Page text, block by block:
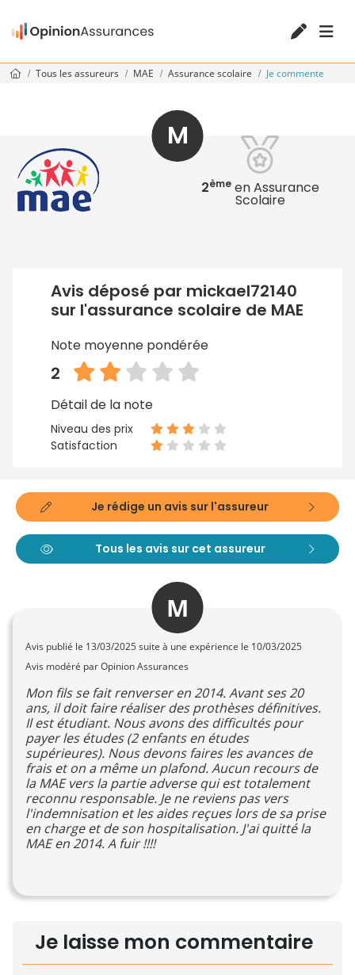
Tous les assureurs MAE Assurance scolaire Je commente
M
Avis déposé par mickael72140
sur l'assurance scolaire de MAE
Note moyenne pondérée
2
Détail de la note
Niveau des prix
Satisfaction
2ème en Assurance
Scolaire
Je rédige un avis sur l'assureur
Tous les avis sur cet assureur
M
Avis publié le 13/03/2025 suite à une expérience le 10/03/2025
Avis modéré par Opinion Assurances
Mon fils se fait renverser en 2014. Avant ses 20
ans, il doit faire réaliser des prothèses définitives.
Il est étudiant. Nous avons des difficultés pour
payer les études (2 enfants en études
supérieures). Nous devons faires les avances de
frais et on a même un plafond. Aucun recours de
la MAE vers la partie adverse qui est totalement
reconnu responsable. Je ne reviens pas vers
l'indemnisation et les aides reçues lors de sa prise
en charge et de son hospitalisation. J'ai quitté la
MAE en 2014. A fuir !!!!
Je laisse mon commentaire